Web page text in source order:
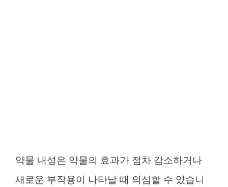
약물 내성은 약물의 효과가 점차 감소하거나
새로운 부작용이 나타날 때 의심할 수 있습니